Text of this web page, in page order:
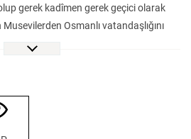
gerek kadîmen gerek geçici olarak
Osmanlı vatandaşlığını
Kanunu’nun 3’üncü
etmeyen düşman devlet vatandaşı
ihracı lazım gelir (Talimat).
hadiselerinden biri olan Filistin’e